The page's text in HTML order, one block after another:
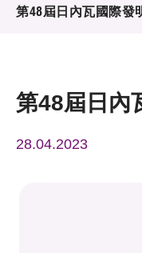
第48屆日內瓦國際發
第48屆日內
28.04.2023